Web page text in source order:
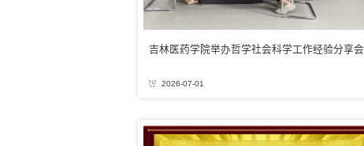
吉林医药学院举办哲学社会科学工作经验分享会
2026-07-01